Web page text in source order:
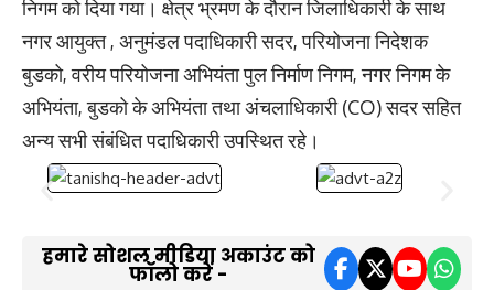
निगम को दिया गया। क्षेत्र भ्रमण के दौरान जिलाधिकारी के साथ
नगर आयुक्त , अनुमंडल पदाधिकारी सदर, परियोजना निदेशक
बुडको, वरीय परियोजना अभियंता पुल निर्माण निगम, नगर निगम के
अभियंता, बुडको के अभियंता तथा अंचलाधिकारी (CO) सदर सहित
अन्य सभी संबंधित पदाधिकारी उपस्थित रहे।
हमारे सोशल मीडिया अकाउंट को
फॉलो करें -